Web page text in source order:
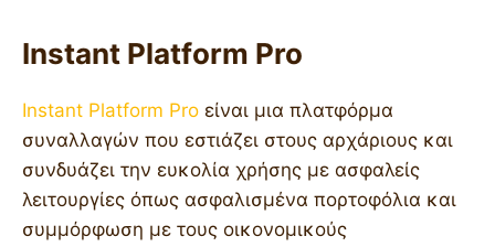
Instant Platform Pro
Instant Platform Pro είναι μια πλατφόρμα
συναλλαγών που εστιάζει στους αρχάριους και
συνδυάζει την ευκολία χρήσης με ασφαλείς
λειτουργίες όπως ασφαλισμένα πορτοφόλια και
συμμόρφωση με τους οικονομικούς